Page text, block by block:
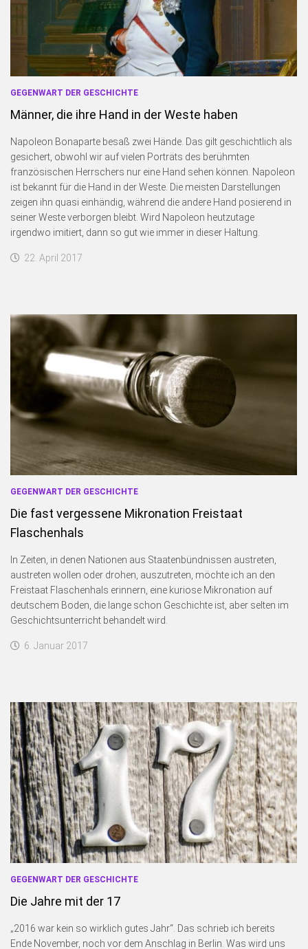
Blogserie: Unnützes Wissen
Blogserie: Spaß mit Wappen
Blogserie: Nordsee 2016
Blogserie: Rømø 2018
Archiv
Impressum
Bildnachweise
Datenschutzerklärung
Schnellfinder
GEGENWART DER GESCHICHTE
Männer, die ihre Hand in der Weste haben
Napoleon Bonaparte besaß zwei Hände. Das gilt geschichtlich als
gesichert, obwohl wir auf vielen Porträts des berühmten
französischen Herrschers nur eine Hand sehen können. Napoleon
ist bekannt für die Hand in der Weste. Die meisten Darstellungen
zeigen ihn quasi einhändig, während die andere Hand posierend in
seiner Weste verborgen bleibt. Wird Napoleon heutzutage
irgendwo imitiert, dann so gut wie immer in dieser Haltung.
22. April 2017
GEGENWART DER GESCHICHTE
Die fast vergessene Mikronation Freistaat
Flaschenhals
In Zeiten, in denen Nationen aus Staatenbündnissen austreten,
austreten wollen oder drohen, auszutreten, möchte ich an den
Freistaat Flaschenhals erinnern, eine kuriose Mikronation auf
deutschem Boden, die lange schon Geschichte ist, aber selten im
Geschichtsunterricht behandelt wird.
6. Januar 2017
GEGENWART DER GESCHICHTE
Die Jahre mit der 17
„2016 war kein so wirklich gutes Jahr“. Das schrieb ich bereits
Ende November, noch vor dem Anschlag in Berlin. Was wird uns